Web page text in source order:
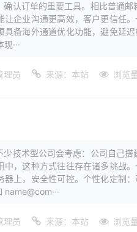
认订单的重要工具。相比普通
企业沟通更高效，客户更信任
备海外通道优化功能，避免延
···
理员 来源：本站 浏览
技术型公司会考虑：公司自己
，这种方式往往存在诸多挑战
上，安全性可控。个性化定制
理员 来源：本站 浏览